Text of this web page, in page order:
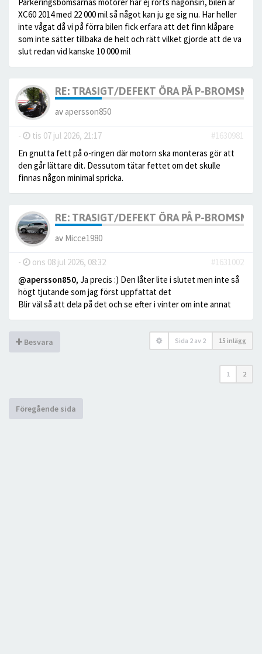
XC60 2014 med 22 000 mil så något kan ju ge sig nu. Har heller
inte vågat då vi på förra bilen fick erfara att det finn klåpare
som inte sätter tillbaka de helt och rätt vilket gjorde att de va
slut redan vid kanske 10 000 mil
RE: TRASIGT/DEFEKT ÖRA PÅ P-
av apersson850
- tis 07 jul 2026, 21:17
#1630981
En gnutta fett på o-ringen där motorn ska monteras gör att
den går lättare dit. Dessutom tätar fettet om det skulle
finnas någon minimal spricka.
RE: TRASIGT/DEFEKT ÖRA PÅ P-
av Micce1980
- ons 08 jul 2026, 08:32
#1631002
@apersson850, Ja precis :) Den låter lite i slutet men inte så
högt tjutande som jag först uppfattat det
Blir väl så att dela på det och se efter i vinter om inte annat
Besvara Sida 2 av 2 15 inlägg
1 2
Föregående sida